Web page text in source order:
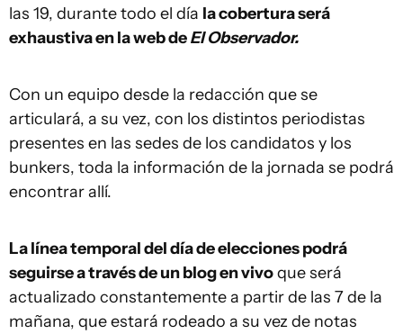
las 19, durante todo el día la cobertura será
exhaustiva en la web deEl Observador.
Con un equipo desde la redacción que se
articulará, a su vez, con los distintos periodistas
presentes en las sedes de los candidatos y los
bunkers, toda la información de la jornada se podrá
encontrar allí.
La línea temporal del día de elecciones podrá
seguirse a través de un blog en vivoque será
actualizado constantemente a partir de las 7 de la
mañana, que estará rodeado a su vez de notas